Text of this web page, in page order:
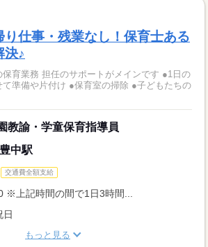
り仕事・残業なし！保育士ある
決♪
業務 担任のサポートがメインです ●1日の
て準備や片付け ●保育室の掃除 ●子どもたちの
教諭・学童保育指導員
中駅
交通費全額支給
※上記時間の間で1日3時間...
日
もっと見る